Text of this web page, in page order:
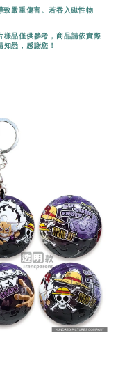
嚴重傷害。若吞入磁性物
樣品僅供參考，商品請依實際
悉，感謝您！